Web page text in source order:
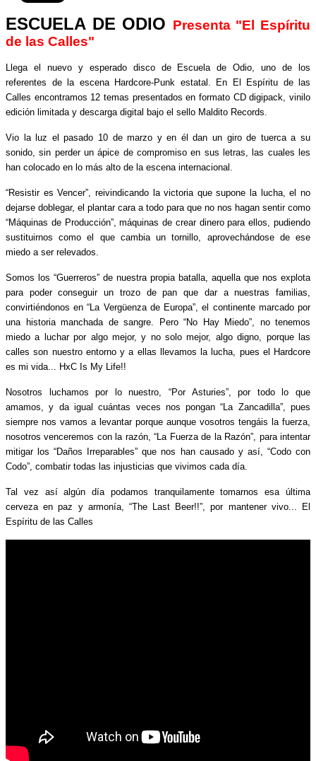
ESCUELA DE ODIO Presenta "El Espíritu
de las Calles"
Llega el nuevo y esperado disco de Escuela de Odio, uno de los
referentes de la escena Hardcore-Punk estatal. En El Espíritu de las
Calles encontramos 12 temas presentados en formato CD digipack, vinilo
edición limitada y descarga digital bajo el sello Maldito Records.
Vio la luz el pasado 10 de marzo y en él dan un giro de tuerca a su
sonido, sin perder un ápice de compromiso en sus letras, las cuales les
han colocado en lo más alto de la escena internacional.
“Resistir es Vencer”, reivindicando la victoria que supone la lucha, el no
dejarse doblegar, el plantar cara a todo para que no nos hagan sentir como
“Máquinas de Producción”, máquinas de crear dinero para ellos, pudiendo
sustituirnos como el que cambia un tornillo, aprovechándose de ese
miedo a ser relevados.
Somos los “Guerreros” de nuestra propia batalla, aquella que nos explota
para poder conseguir un trozo de pan que dar a nuestras familias,
convirtiéndonos en “La Vergüenza de Europa”, el continente marcado por
una historia manchada de sangre. Pero “No Hay Miedo”, no tenemos
miedo a luchar por algo mejor, y no solo mejor, algo digno, porque las
calles son nuestro entorno y a ellas llevamos la lucha, pues el Hardcore
es mi vida... HxC Is My Life!!
Nosotros luchamos por lo nuestro, “Por Asturies”, por todo lo que
amamos, y da igual cuántas veces nos pongan “La Zancadilla”, pues
siempre nos vamos a levantar porque aunque vosotros tengáis la fuerza,
nosotros venceremos con la razón, “La Fuerza de la Razón”, para intentar
mitigar los “Daños Irreparables” que nos han causado y así, “Codo con
Codo”, combatir todas las injusticias que vivimos cada día.
Tal vez así algún día podamos tranquilamente tomarnos esa última
cerveza en paz y armonía, “The Last Beer!!”, por mantener vivo... El
Espíritu de las Calles